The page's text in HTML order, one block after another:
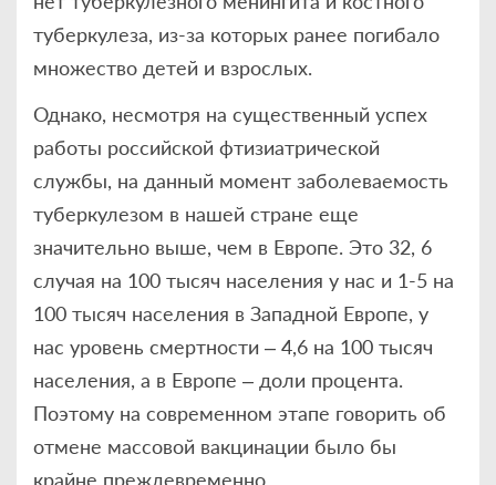
туберкулеза, из-за которых ранее погибало
множество детей и взрослых.
Однако, несмотря на существенный успех
работы российской фтизиатрической
службы, на данный момент заболеваемость
туберкулезом в нашей стране еще
значительно выше, чем в Европе. Это 32, 6
случая на 100 тысяч населения у нас и 1-5 на
100 тысяч населения в Западной Европе, у
нас уровень смертности – 4,6 на 100 тысяч
населения, а в Европе – доли процента.
Поэтому на современном этапе говорить об
отмене массовой вакцинации было бы
крайне преждевременно.